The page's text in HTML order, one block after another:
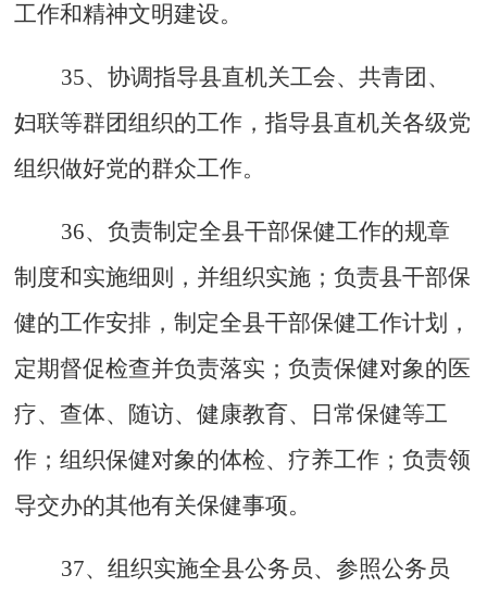
工作和精神文明建设。
35、协调指导县直机关工会、共青团、
妇联等群团组织的工作，指导县直机关各级党
组织做好党的群众工作。
36、负责制定全县干部保健工作的规章
制度和实施细则，并组织实施；负责县干部保
健的工作安排，制定全县干部保健工作计划，
定期督促检查并负责落实；负责保健对象的医
疗、查体、随访、健康教育、日常保健等工
作；组织保健对象的体检、疗养工作；负责领
导交办的其他有关保健事项。
37、组织实施全县公务员、参照公务员